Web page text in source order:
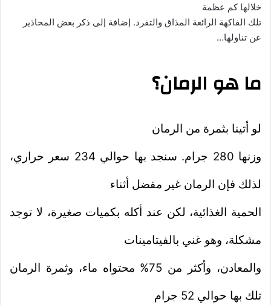
خلالها كم عظمة
تلك الفاكهة الرائعة المذاق والتفرد. إضافة إلى ذكر بعض المحاذير
عن تناولها…
ما هو الرمان؟
لو أتينا بثمرة من الرمان
وزنها 280 جرام. سنجد بها حوالي 234 سعر حراري،
لذلك فإن الرمان غير مفضل أثناء
الحمية الغذائية، لكن عند أكله بكميات صغيرة، لا توجد
مشكلة، وهو غني بالفيتامينات
والمعادن، وأكثر من 75% محتواه ماء، وثمرة الرمان
تلك بها حوالي 52 جرام